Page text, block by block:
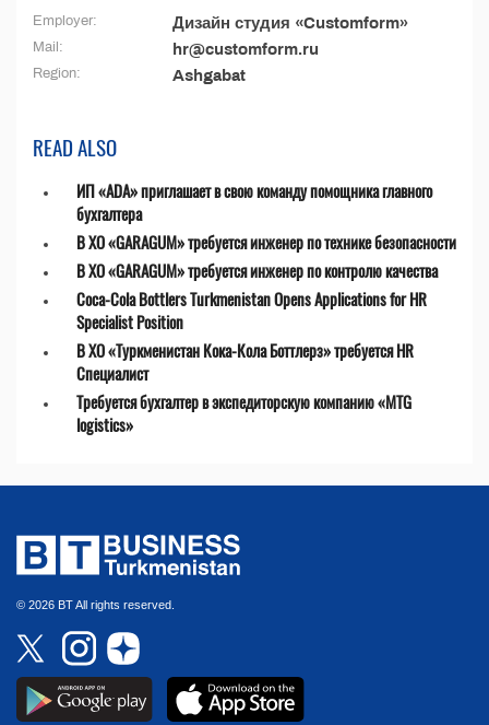
Employer: Дизайн студия «Customform»
Mail: hr@customform.ru
Region: Ashgabat
READ ALSO
ИП «ADA» приглашает в свою команду помощника главного
бухгалтера
В ХО «GARAGUM» требуется инженер по технике безопасности
В ХО «GARAGUM» требуется инженер по контролю качества
Coca-Cola Bottlers Turkmenistan Opens Applications for HR
Specialist Position
В ХО «Туркменистан Кока-Кола Боттлерз» требуется HR
Специалист
Требуется бухгалтер в экспедиторскую компанию «MTG
logistics»
© 2026 BT All rights reserved.